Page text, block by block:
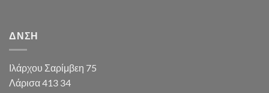
ΔΝΣΗ
Ιλάρχου Σαρίμβεη 75
Λάρισα 413 34